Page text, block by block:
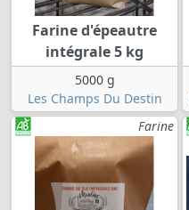
Farine d'épeautre
intégrale 5 kg
5000 g
Les Champs Du Destin
Farine